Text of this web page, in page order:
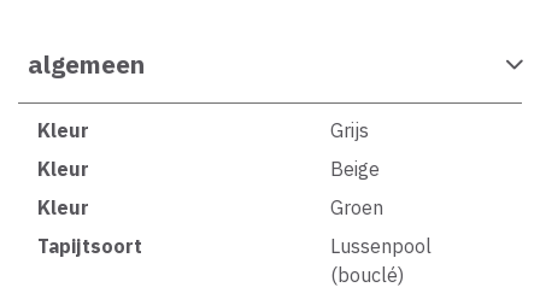
algemeen
Kleur
Grijs
Kleur
Beige
Kleur
Groen
Tapijtsoort
Lussenpool
(bouclé)